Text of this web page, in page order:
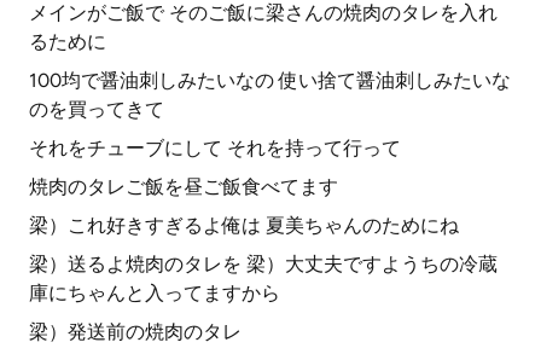
メインがご飯で そのご飯に梁さんの焼肉のタレを入れ
るために
100均で醤油刺しみたいなの 使い捨て醤油刺しみたいな
のを買ってきて
それをチューブにして それを持って行って
焼肉のタレご飯を昼ご飯食べてます
梁）これ好きすぎるよ俺は 夏美ちゃんのためにね
梁）送るよ焼肉のタレを 梁）大丈夫ですようちの冷蔵
庫にちゃんと入ってますから
梁）発送前の焼肉のタレ